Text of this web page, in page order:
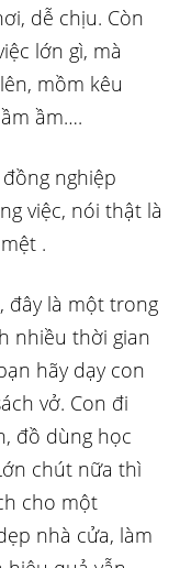
dễ chịu. Còn
lớn gì, mà
mồm kêu
ầm….
nghiệp
việc, nói thật là
.
đây là một trong
nhiều thời gian
hãy dạy con
vở. Con đi
đồ dùng học
chút nữa thì
cho một
nhà cửa, làm